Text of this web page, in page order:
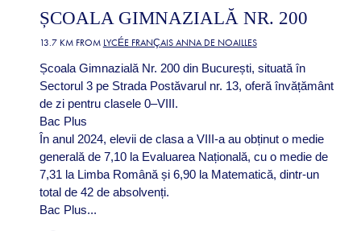
ȘCOALA GIMNAZIALĂ NR. 200
13.7 KM FROM LYCÉE FRANÇAIS ANNA DE NOAILLES
Școala Gimnazială Nr. 200 din București, situată în
Sectorul 3 pe Strada Postăvarul nr. 13, oferă învățământ
de zi pentru clasele 0–VIII.
Bac Plus
În anul 2024, elevii de clasa a VIII-a au obținut o medie
generală de 7,10 la Evaluarea Națională, cu o medie de
7,31 la Limba Română și 6,90 la Matematică, dintr-un
total de 42 de absolvenți.
Bac Plus...